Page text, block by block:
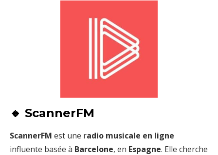
🔸 ScannerFM
ScannerFM est une radio musicale en ligne
influente basée à Barcelone, en Espagne. Elle cherche